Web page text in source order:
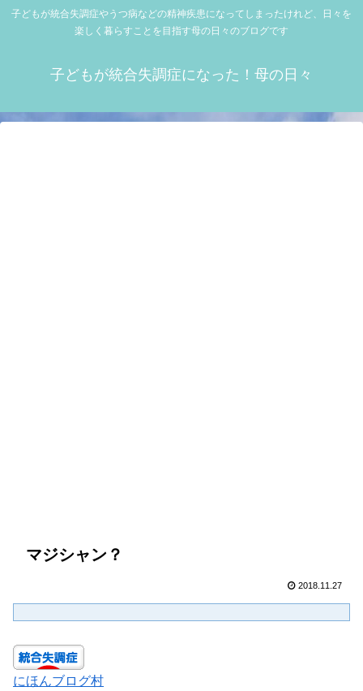
子どもが統合失調症やうつ病などの精神疾患になってしまったけれど、日々を
楽しく暮らすことを目指す母の日々のブログです
子どもが統合失調症になった！母の日々
マジシャン？
2018.11.27
にほんブログ村